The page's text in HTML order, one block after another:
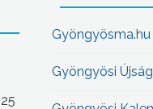
Gyöngyösma.hu
Gyöngyösi Újság